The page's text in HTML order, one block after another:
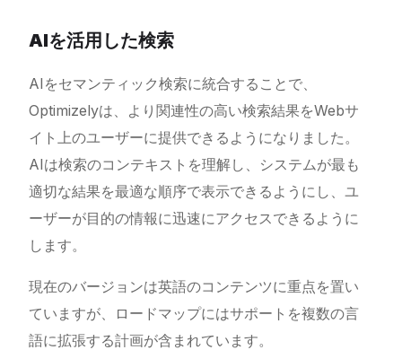
AIを活用した検索
AIをセマンティック検索に統合することで、
Optimizelyは、より関連性の高い検索結果をWebサ
イト上のユーザーに提供できるようになりました。
AIは検索のコンテキストを理解し、システムが最も
適切な結果を最適な順序で表示できるようにし、ユ
ーザーが目的の情報に迅速にアクセスできるように
します。
現在のバージョンは英語のコンテンツに重点を置い
ていますが、ロードマップにはサポートを複数の言
語に拡張する計画が含まれています。